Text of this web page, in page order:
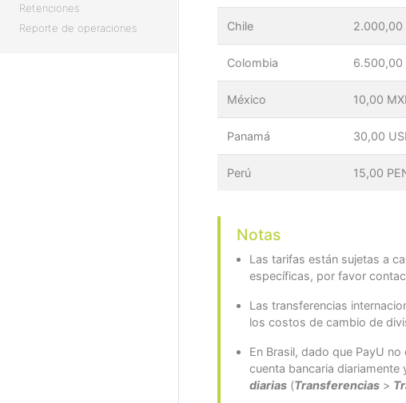
Retenciones
Reporte de operaciones
Chile 2.000,00
Colombia 6.500,00
México 10,00
Panamá 30,00
Perú 15,00
Notas
Las tarifas están sujetas a
específicas, por favor
Las transferencias
los costos de cambio de
En Brasil, dado que PayU
cuenta bancaria
diarias (Transferencias >